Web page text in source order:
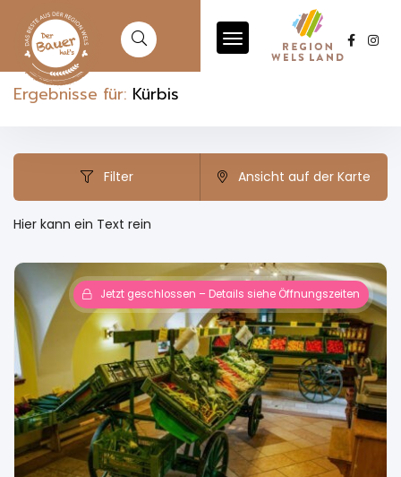
Ergebnisse für: Kürbis
Filter Ansicht auf der Karte
Hier kann ein Text rein
Jetzt geschlossen – Details siehe Öffnungszeiten